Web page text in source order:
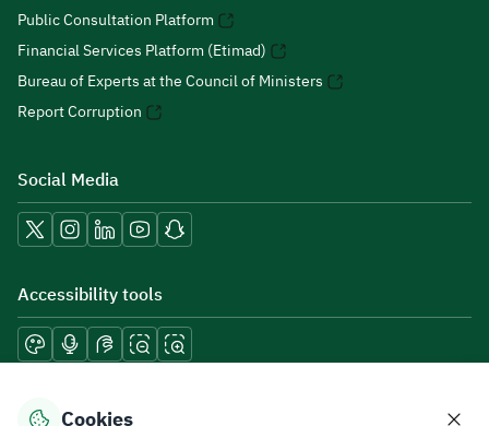
Public Consultation Platform
Financial Services Platform (Etimad)
Bureau of Experts at the Council of Ministers
Report Corruption
Social Media
Accessibility tools
Download mobile applications
Cookies